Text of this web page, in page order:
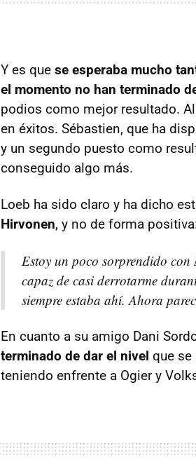
Y es que se esperaba mucho
el momento no han terminado
podios como mejor resultado.
en éxitos. Sébastien, que ha
y un segundo puesto como
conseguido algo más.
Loeb ha sido claro y ha dicho
Hirvonen, y no de forma
Estoy un poco sorprendido con
capaz de casi derrotarme
siempre estaba ahí. Ahora
En cuanto a su amigo Dani
terminado de dar el nivel que
teniendo enfrente a Ogier y